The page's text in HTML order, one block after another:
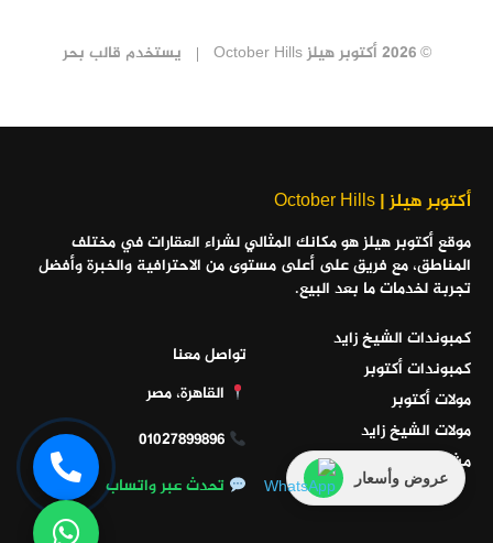
عروض وأسعار
© 2026 أكتوبر هيلز October Hills يستخدم قالب بحر
أكتوبر هيلز | October Hills
موقع أكتوبر هيلز هو مكانك المثالي لشراء العقارات في مختلف
المناطق، مع فريق على أعلى مستوى من الاحترافية والخبرة وأفضل
تجربة لخدمات ما بعد البيع.
كمبوندات الشيخ زايد
كمبوندات أكتوبر
مولات أكتوبر
مولات الشيخ زايد
مشاريع الساحل الشمالي
تواصل معنا
القاهرة، مصر
01027899896
تحدث عبر واتساب